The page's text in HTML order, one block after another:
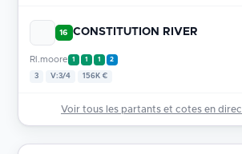
16 CONSTITUTION RIVER
Rl.moore 1 1 1 2
3 V:3/4 156K €
Voir tous les partants et cotes en